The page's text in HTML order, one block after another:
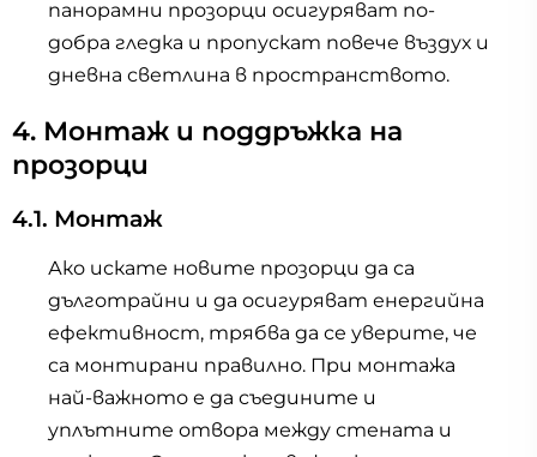
панорамни прозорци осигуряват по-
добра гледка и пропускат повече въздух и
дневна светлина в пространството.
4. Монтаж и поддръжка на
прозорци
4.1. Монтаж
Ако искате новите прозорци да са
дълготрайни и да осигуряват енергийна
ефективност, трябва да се уверите, че
са монтирани правилно. При монтажа
най-важното е да съедините и
уплътните отвора между стената и